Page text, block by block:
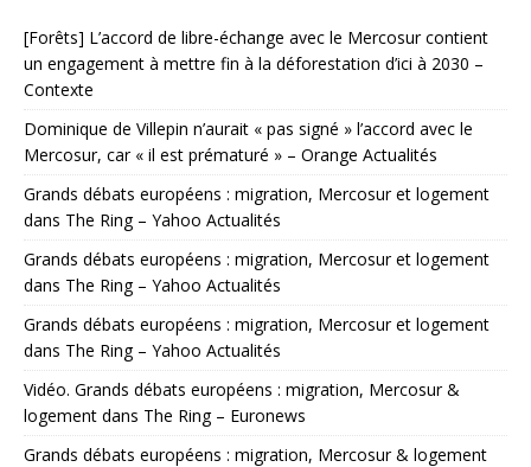
[Forêts] L’accord de libre-échange avec le Mercosur contient
un engagement à mettre fin à la déforestation d’ici à 2030 –
Contexte
Dominique de Villepin n’aurait « pas signé » l’accord avec le
Mercosur, car « il est prématuré » – Orange Actualités
Grands débats européens : migration, Mercosur et logement
dans The Ring – Yahoo Actualités
Grands débats européens : migration, Mercosur et logement
dans The Ring – Yahoo Actualités
Grands débats européens : migration, Mercosur et logement
dans The Ring – Yahoo Actualités
Vidéo. Grands débats européens : migration, Mercosur &
logement dans The Ring – Euronews
Grands débats européens : migration, Mercosur & logement